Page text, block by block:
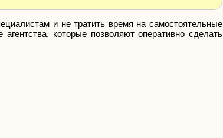
и не тратить время на самостоятельные
которые позволяют оперативно сделать